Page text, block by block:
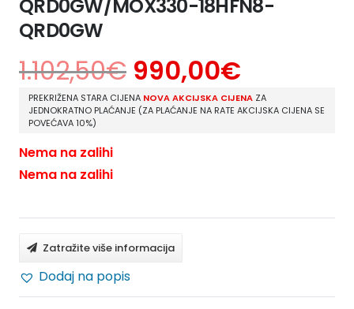
QRD0GW/MOX330-18HFN8-
QRD0GW
1.102,50€ 990,00€
PREKRIŽENA STARA CIJENA NOVA AKCIJSKA CIJENA ZA
JEDNOKRATNO PLAĆANJE (ZA PLAĆANJE NA RATE AKCIJSKA CIJENA SE
POVEĆAVA 10%)
Nema na zalihi
Nema na zalihi
Zatražite više informacija
Dodaj na popis